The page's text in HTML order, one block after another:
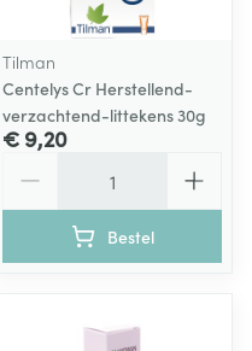
Tilman
Centelys Cr Herstellend-
verzachtend-littekens 30g
€ 9,20
Bestel